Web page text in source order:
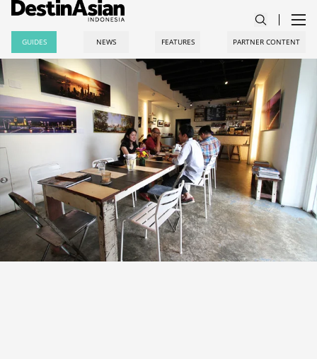
GUIDES NEWS FEATURES PARTNER CONTENT